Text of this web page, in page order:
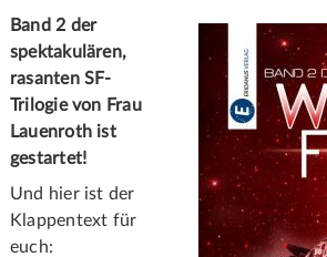
Band 2 der
spektakulären,
rasanten SF-
Trilogie von Frau
Lauenroth ist
gestartet!
Und hier ist der
Klappentext für
euch: